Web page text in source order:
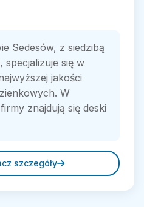
Sedesów, z siedzibą
specjalizuje się w
jakości
W
znajdują się deski
szczegóły